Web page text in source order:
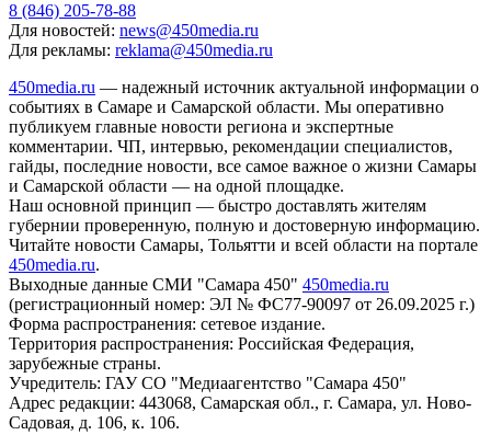
8 (846) 205-78-88
Для новостей: news@450media.ru
Для рекламы: reklama@450media.ru
450media.ru — надежный источник актуальной информации о
событиях в Самаре и Самарской области. Мы оперативно
публикуем главные новости региона и экспертные
комментарии. ЧП, интервью, рекомендации специалистов,
гайды, последние новости, все самое важное о жизни Самары
и Самарской области — на одной площадке.
Наш основной принцип — быстро доставлять жителям
губернии проверенную, полную и достоверную информацию.
Читайте новости Самары, Тольятти и всей области на портале
450media.ru.
Выходные данные СМИ "Самара 450" 450media.ru
(регистрационный номер: ЭЛ № ФС77-90097 от 26.09.2025 г.)
Форма распространения: сетевое издание.
Территория распространения: Российская Федерация,
зарубежные страны.
Учредитель: ГАУ СО "Медиаагентство "Самара 450"
Адрес редакции: 443068, Самарская обл., г. Самара, ул. Ново-
Садовая, д. 106, к. 106.